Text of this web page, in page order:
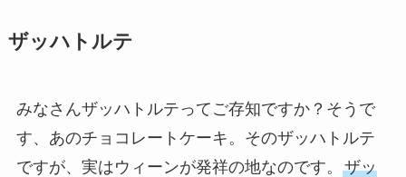
ザッハトルテ
みなさんザッハトルテってご存知ですか？そうで
す、あのチョコレートケーキ。そのザッハトルテ
ですが、実はウィーンが発祥の地なのです。 ザッ